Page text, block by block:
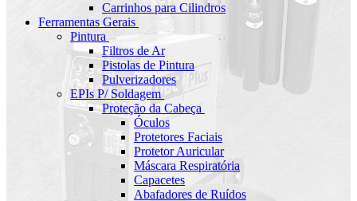
Carrinhos para Cilindros
Ferramentas Gerais
Pintura
Filtros de Ar
Pistolas de Pintura
Pulverizadores
EPIs P/ Soldagem
Proteção da Cabeça
Óculos
Protetores Faciais
Protetor Auricular
Máscara Respiratória
Capacetes
Abafadores de Ruídos